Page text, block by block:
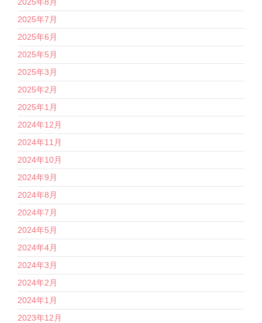
2025年7月
2025年6月
2025年5月
2025年3月
2025年2月
2025年1月
2024年12月
2024年11月
2024年10月
2024年9月
2024年8月
2024年7月
2024年5月
2024年4月
2024年3月
2024年2月
2024年1月
2023年12月